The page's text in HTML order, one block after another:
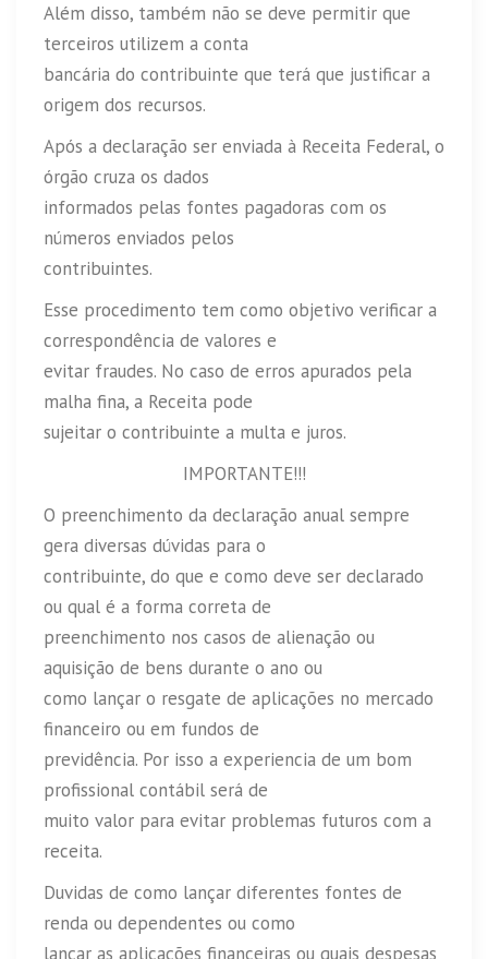
Além disso, também não se deve permitir que
terceiros utilizem a conta
bancária do contribuinte que terá que justificar a
origem dos recursos.
Após a declaração ser enviada à Receita Federal, o
órgão cruza os dados
informados pelas fontes pagadoras com os
números enviados pelos
contribuintes.
Esse procedimento tem como objetivo verificar a
correspondência de valores e
evitar fraudes. No caso de erros apurados pela
malha fina, a Receita pode
sujeitar o contribuinte a multa e juros.
IMPORTANTE!!!
O preenchimento da declaração anual sempre
gera diversas dúvidas para o
contribuinte, do que e como deve ser declarado
ou qual é a forma correta de
preenchimento nos casos de alienação ou
aquisição de bens durante o ano ou
como lançar o resgate de aplicações no mercado
financeiro ou em fundos de
previdência. Por isso a experiencia de um bom
profissional contábil será de
muito valor para evitar problemas futuros com a
receita.
Duvidas de como lançar diferentes fontes de
renda ou dependentes ou como
lançar as aplicações financeiras ou quais despesas